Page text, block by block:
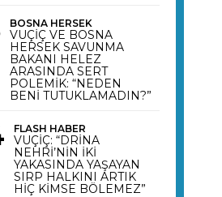
BOSNA HERSEK
VUÇİÇ VE BOSNA
HERSEK SAVUNMA
BAKANI HELEZ
ARASINDA SERT
POLEMİK: “NEDEN
BENİ TUTUKLAMADIN?”
FLASH HABER
VUÇİÇ: “DRİNA
NEHRİ’NİN İKİ
YAKASINDA YAŞAYAN
SIRP HALKINI ARTIK
HİÇ KİMSE BÖLEMEZ”